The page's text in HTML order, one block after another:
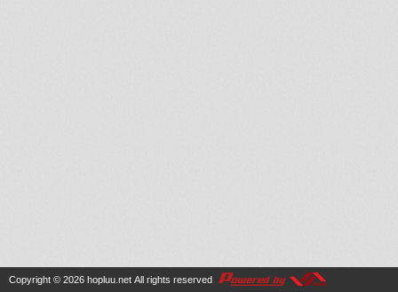
Copyright © 2026 hopluu.net All rights reserved